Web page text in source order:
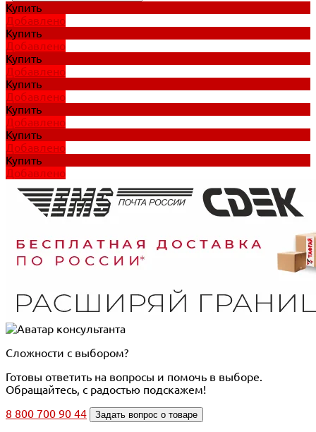
Купить
Добавлено
Купить
Добавлено
Купить
Добавлено
Купить
Добавлено
Купить
Добавлено
Купить
Добавлено
Купить
Добавлено
Сложности с выбором?
Готовы ответить на вопросы и помочь в выборе.
Обращайтесь, с радостью подскажем!
8 800 700 90 44
Задать вопрос о товаре